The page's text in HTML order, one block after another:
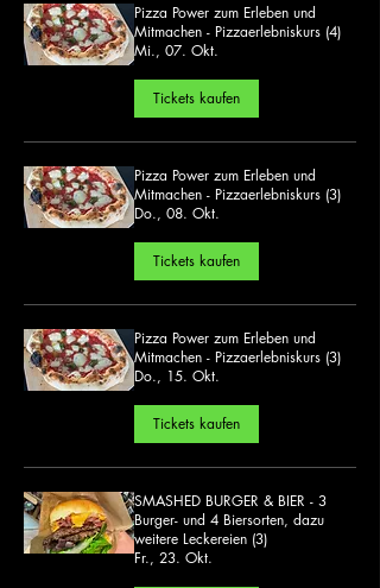
Pizza Power zum Erleben und
Mitmachen - Pizzaerlebniskurs (4)
Mi., 07. Okt.
Tickets kaufen
Pizza Power zum Erleben und
Mitmachen - Pizzaerlebniskurs (3)
Do., 08. Okt.
Tickets kaufen
Pizza Power zum Erleben und
Mitmachen - Pizzaerlebniskurs (3)
Do., 15. Okt.
Tickets kaufen
SMASHED BURGER & BIER - 3
Burger- und 4 Biersorten, dazu
weitere Leckereien (3)
Fr., 23. Okt.